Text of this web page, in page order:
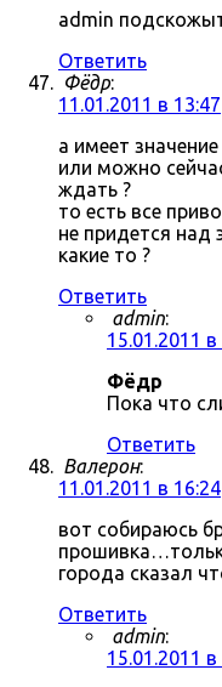
admin
Ответить
Фёдр:
11.01.2011 в 13:47
а имеет
или можно
ждать ?
то есть все
не придется над
какие то ?
Ответить
admin:
15.01.2011 в
Фёдр
Пока что
Ответить
Валерон:
11.01.2011 в 16:24
вот собираюсь
города сказал
Ответить
admin:
15.01.2011 в